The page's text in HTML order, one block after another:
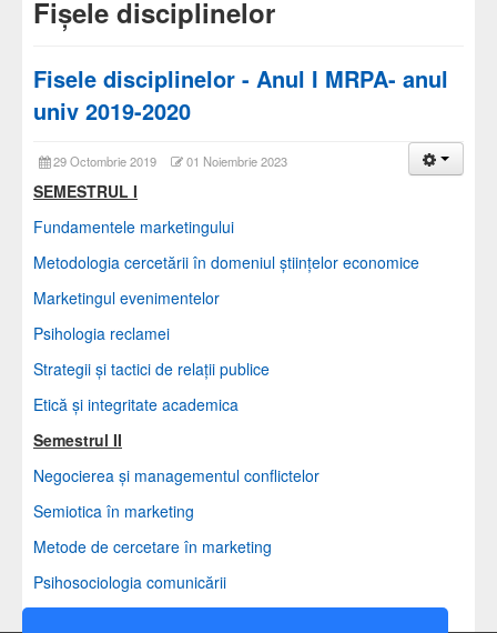
Fișele disciplinelor
Fisele disciplinelor - Anul I MRPA- anul
univ 2019-2020
29 Octombrie 2019 01 Noiembrie 2023
SEMESTRUL I
Fundamentele marketingului
Metodologia cercetării în domeniul ştiinţelor economice
Marketingul evenimentelor
Psihologia reclamei
Strategii şi tactici de relaţii publice
Etică şi integritate academica
Semestrul II
Negocierea şi managementul conflictelor
Semiotica în marketing
Metode de cercetare în marketing
Psihosociologia comunicării